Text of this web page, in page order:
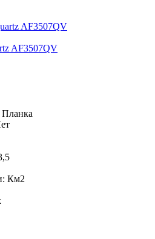
AF3507QV
Планка
Км2